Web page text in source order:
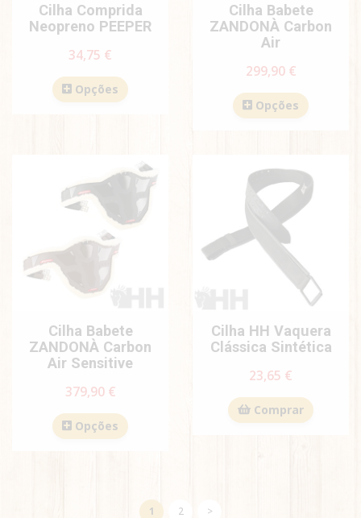
Cilha Comprida
Neopreno PEEPER
34,75 €
Opções
Cilha Babete
ZANDONÀ Carbon
Air
299,90 €
Opções
Cilha Babete
ZANDONÀ Carbon
Air Sensitive
379,90 €
Opções
Cilha HH Vaquera
Clássica Sintética
23,65 €
Comprar
1 2 >